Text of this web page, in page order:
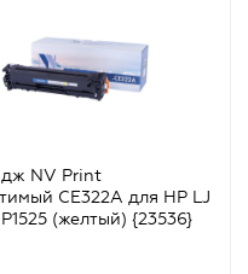
NV Print
CE322A для HP LJ
(желтый) {23536}